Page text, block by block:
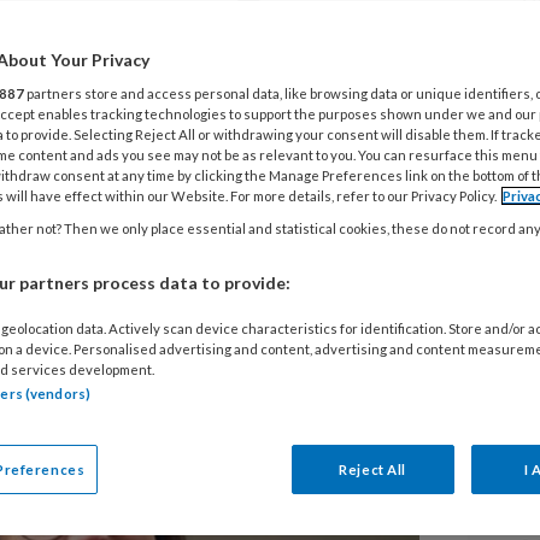
morele
de oppervlakte, maar de
is groot. Professionele
van schaamte en
herstel van het zelfbeeld, zegt
Rie. ‘Je moet duidelijk maken dat
Your Privacy
887 partners store and access personal data, like browsing data or unique identifiers,
enables tracking technologies to support the purposes shown under we and
to provide. Selecting Reject All or withdrawing your consent will disable them. If
content and ads you see may not be as relevant to you. You can resurface this
consent at any time by clicking the Manage Preferences link on the bottom of
will have effect within our Website. For more details, refer to our Privacy Policy.
not? Then we only place essential and statistical cookies, these do not record
partners process data to provide:
data. Actively scan device characteristics for identification. Store and/or
a device. Personalised advertising and content, advertising and content
services development.
(vendors)
Reject All I